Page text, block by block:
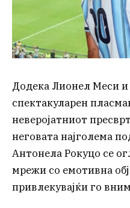
Додека Лионел Меси
спектакуларен
неверојатниот
неговата најголема
Антонела Рокуцо се
мрежи со емотивна
привлекувајќи го